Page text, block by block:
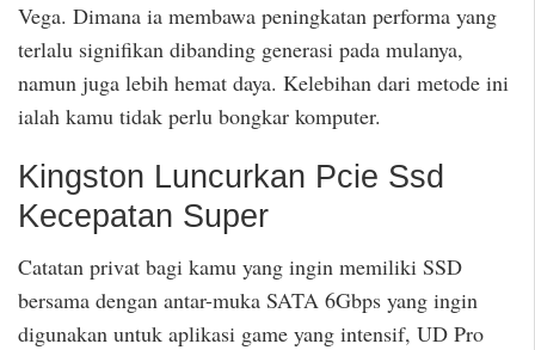
Vega. Dimana ia membawa peningkatan performa yang
terlalu signifikan dibanding generasi pada mulanya,
namun juga lebih hemat daya. Kelebihan dari metode ini
ialah kamu tidak perlu bongkar komputer.
Kingston Luncurkan Pcie Ssd
Kecepatan Super
Catatan privat bagi kamu yang ingin memiliki SSD
bersama dengan antar-muka SATA 6Gbps yang ingin
digunakan untuk aplikasi game yang intensif, UD Pro